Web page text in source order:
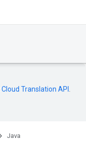
Cloud Translation API
Java